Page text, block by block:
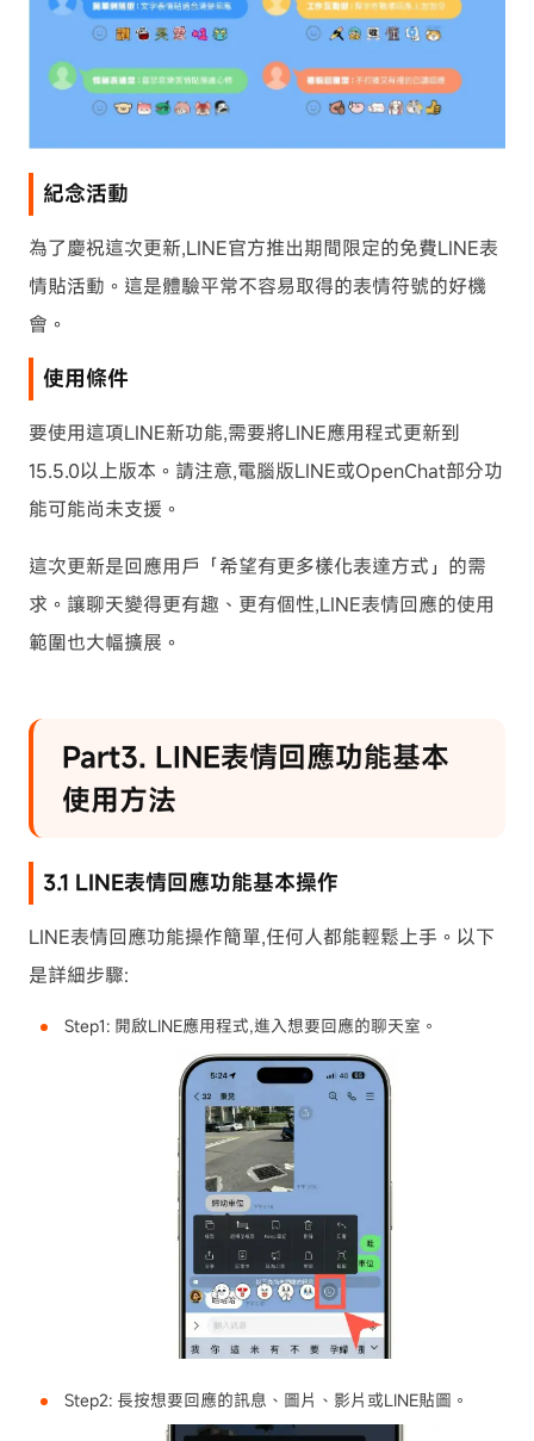
紀念活動
為了慶祝這次更新,LINE官方推出期間限定的免費LINE表
情貼活動。這是體驗平常不容易取得的表情符號的好機
會。
使用條件
要使用這項LINE新功能,需要將LINE應用程式更新到
15.5.0以上版本。請注意,電腦版LINE或OpenChat部分功
能可能尚未支援。
這次更新是回應用戶「希望有更多樣化表達方式」的需
求。讓聊天變得更有趣、更有個性,LINE表情回應的使用
範圍也大幅擴展。
Part3. LINE表情回應功能基本
使用方法
3.1 LINE表情回應功能基本操作
LINE表情回應功能操作簡單,任何人都能輕鬆上手。以下
是詳細步驟:
Step1: 開啟LINE應用程式,進入想要回應的聊天室。
Step2: 長按想要回應的訊息、圖片、影片或LINE貼圖。